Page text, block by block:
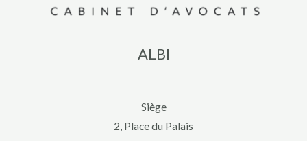
ALBI
Siège
2, Place du Palais